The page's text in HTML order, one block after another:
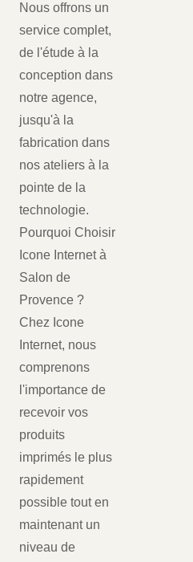
Nous offrons un
service complet,
de l'étude à la
conception dans
notre agence,
jusqu'à la
fabrication dans
nos ateliers à la
pointe de la
technologie.
Pourquoi Choisir
Icone Internet à
Salon de
Provence ?
Chez Icone
Internet, nous
comprenons
l'importance de
recevoir vos
produits
imprimés le plus
rapidement
possible tout en
maintenant un
niveau de